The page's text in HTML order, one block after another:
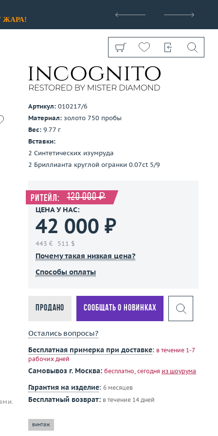
ЖАРА!
Показать все
Артикул: 010217/6
Материал: золото 750 пробы
Вес: 9.77 г
Вставки:
2 Синтетических изумруда
2 Бриллианта круглой огранки 0.07ct 5/9
Ритейл: 120 000 ₽
ЦЕНА У НАС:
42 000 ₽
443 € 511 $
Почему такая низкая цена?
Способы оплаты
Продано Сообщать о новинках
Остались вопросы?
Бесплатная примерка при доставке: в течение 1-7
рабочих дней
Самовывоз г. Москва: бесплатно, сегодня из шоурума
Гарантия на изделие: 6 месяцев
Бесплатный возврат: в течение 14 дней
винтаж